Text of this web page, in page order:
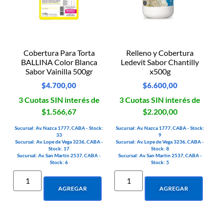
Cobertura Para Torta
BALLINA Color Blanca
Sabor Vainilla 500gr
$4.700,00
3 Cuotas SIN interés de
$1.566,67
Sucursal: Av. Nazca 1777, CABA - Stock:
33
Sucursal: Av. Lope de Vega 3236, CABA -
Stock: 17
Sucursal: Av. San Martin 2537, CABA -
Stock: 6
AGREGAR
Relleno y Cobertura
Ledevit Sabor Chantilly
x500g
$6.600,00
3 Cuotas SIN interés de
$2.200,00
Sucursal: Av. Nazca 1777, CABA - Stock:
9
Sucursal: Av. Lope de Vega 3236, CABA -
Stock: 8
Sucursal: Av. San Martin 2537, CABA -
Stock: 5
AGREGAR